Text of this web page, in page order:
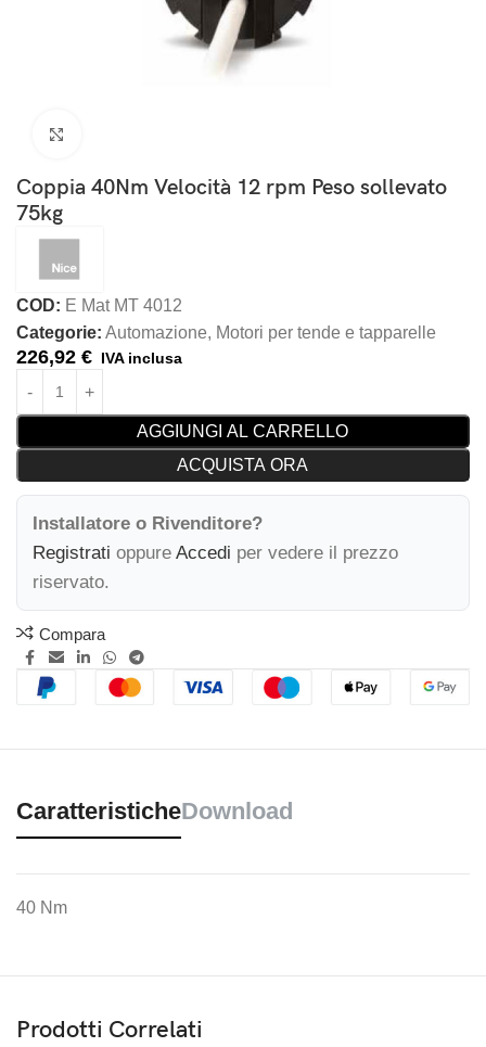
Coppia 40Nm Velocità 12 rpm Peso sollevato
75kg
COD: E Mat MT 4012
Categorie: Automazione, Motori per tende e tapparelle
226,92 € IVA inclusa
AGGIUNGI AL CARRELLO
ACQUISTA ORA
Installatore o Rivenditore?
Registrati oppure Accedi per vedere il prezzo
riservato.
Compara
CaratteristicheDownload
40 Nm
Prodotti Correlati